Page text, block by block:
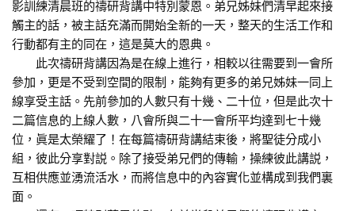
影訓練清晨班的禱研背講中特別蒙恩。弟兄姊妹們清早起來接
觸主的話，被主話充滿而開始全新的一天，整天的生活工作和
行動都有主的同在，這是莫大的恩典。
此次禱研背講因為是在線上進行，相較以往需要到一會所
參加，更是不受到空間的限制，能夠有更多的弟兄姊妹一同上
線享受主話。先前參加的人數只有十幾、二十位，但是此次十
二篇信息的上線人數，八會所與二十一會所平均達到七十幾
位，眞是太榮耀了！在每篇禱研背講結束後，將聖徒分成小
組，彼此分享對説。除了接受弟兄們的傳輸，操練彼此講説，
互相供應並湧流活水，而將信息中的內容實化並構成到我們裏
面。